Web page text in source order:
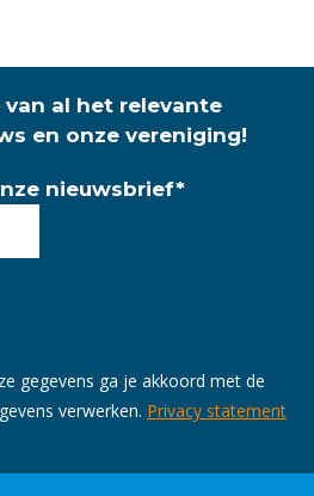
al het relevante
en onze vereniging!
nieuwsbrief*
gegevens ga je akkoord met de
verwerken. Privacy statement